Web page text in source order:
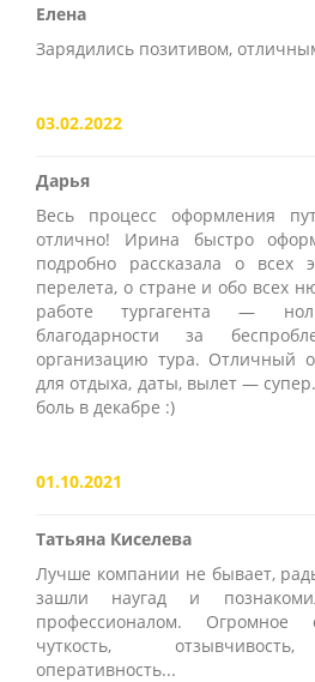
Елена
Зарядились позитивом,
03.02.2022
Дарья
Весь процесс оформления
отлично! Ирина быстро
подробно рассказала о всех
перелета, о стране и обо всех
работе тургагента —
благодарности за
организацию тура. Отличный
для отдыха, даты, вылет —
боль в декабре :)
01.10.2021
Татьяна Киселева
Лучше компании не бывает,
зашли наугад и
профессионалом.
чуткость, отзывчивость,
оперативность...